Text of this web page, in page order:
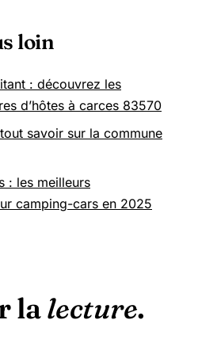
loin
: découvrez les
d’hôtes à carces 83570
savoir sur la commune
: les meilleurs
camping-cars en 2025
lalecture.